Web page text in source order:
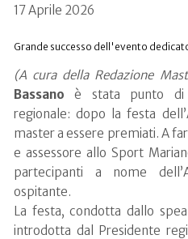
17 Aprile 2026
Grande successo dell'evento
(A cura della Redazione
Bassano è stata punto di
regionale: dopo la festa
master a essere premiati. A
e assessore allo Sport
partecipanti a nome
ospitante.
La festa, condotta dallo
introdotta dal Presidente